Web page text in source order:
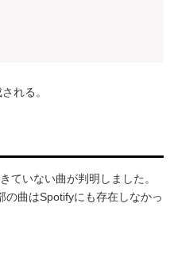
れる。
ていない曲が判明しました。
の曲はSpotifyにも存在しなかっ